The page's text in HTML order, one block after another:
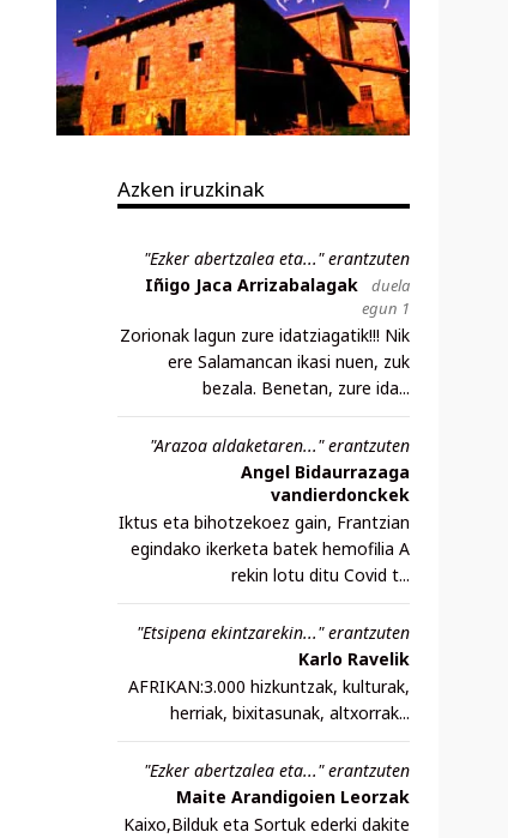
Azken iruzkinak
"Ezker abertzalea eta..." erantzuten
Iñigo Jaca Arrizabalagak
duela
egun 1
Zorionak lagun zure idatziagatik!!! Nik
ere Salamancan ikasi nuen, zuk
bezala. Benetan, zure ida...
"Arazoa aldaketaren..." erantzuten
Angel Bidaurrazaga
vandierdonckek
Iktus eta bihotzekoez gain, Frantzian
egindako ikerketa batek hemofilia A
rekin lotu ditu Covid t...
"Etsipena ekintzarekin..." erantzuten
Karlo Ravelik
AFRIKAN:3.000 hizkuntzak, kulturak,
herriak, bixitasunak, altxorrak...
"Ezker abertzalea eta..." erantzuten
Maite Arandigoien Leorzak
Kaixo,Bilduk eta Sortuk ederki dakite